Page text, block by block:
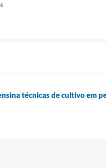
técnicas de cultivo em